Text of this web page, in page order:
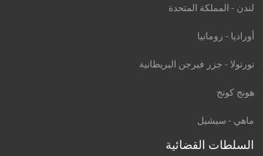
لندن - المملكة المتحدة
أوراديا - رومانيا
تورتولا - جزر فيرجن البريطانية
هونج كونج
ماهي - سيشيل
السلطات القضائية